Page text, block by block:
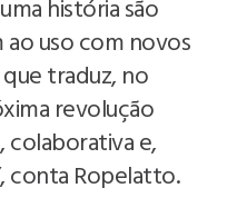
história são
uso com novos
traduz, no
revolução
colaborativa e,
conta Ropelatto.